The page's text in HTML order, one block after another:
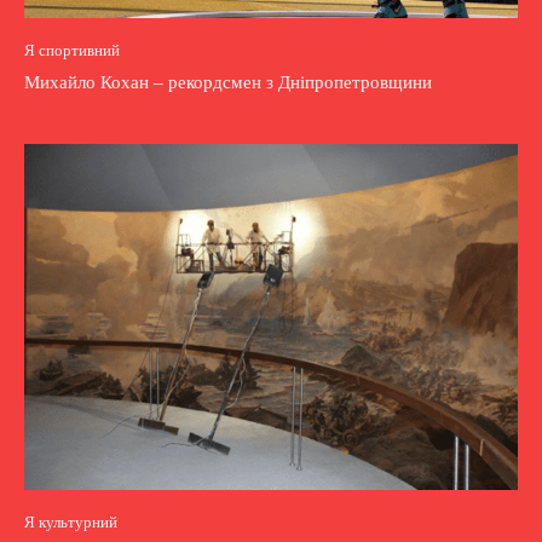
Я спортивний
Михайло Кохан – рекордсмен з Дніпропетровщини
Я культурний